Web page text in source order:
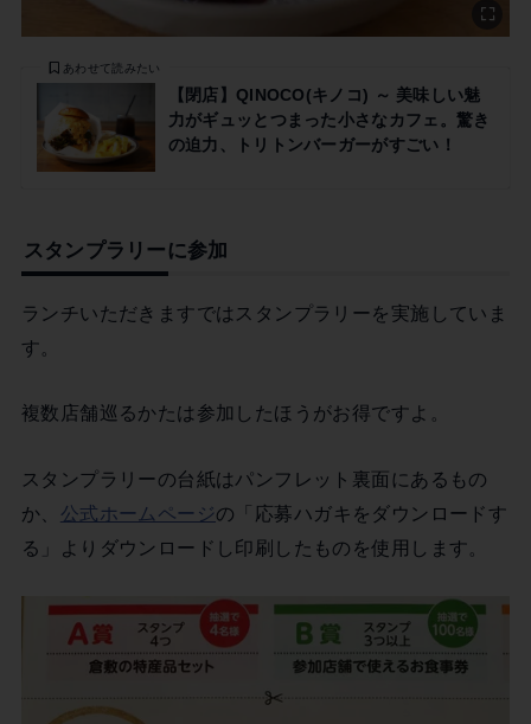
【閉店】QINOCO(キノコ) ～ 美味しい魅
力がギュッとつまった小さなカフェ。驚き
の迫力、トリトンバーガーがすごい！
あわせて読みたい
スタンプラリーに参加
ランチいただきますではスタンプラリーを実施していま
す。
複数店舗巡るかたは参加したほうがお得ですよ。
スタンプラリーの台紙はパンフレット裏面にあるもの
か、 公式ホームページの「応募ハガキをダウンロードす
る」よりダウンロードし印刷したものを使用します。